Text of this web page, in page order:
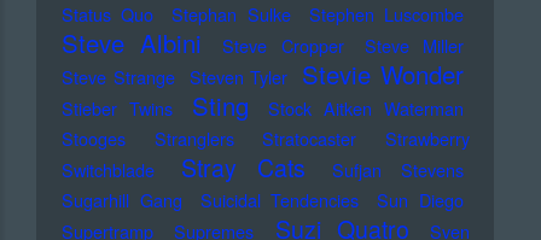
Status Quo
Stephan Sulke Stephen Luscombe
Steve Albini Steve Cropper
Steve Miller
Steve Strange Steven Tyler Stevie Wonder
Stieber Twins Sting
Stock Aitken Waterman
Stooges
Stranglers Stratocaster
Strawberry
Switchblade
Stray Cats
Sufjan Stevens
Sugarhill Gang
Suicidal Tendencies
Sun Diego
Supertramp
Supremes Suzi Quatro
Sven